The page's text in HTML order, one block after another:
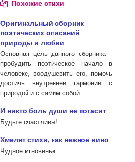
Похожие стихи
Оригинальный сборник
поэтических описаний
природы и любви
Основная цель данного сборника –
пробудить поэтическое начало в
человеке, воодушевить его, помочь
достичь внутренней гармонии с
природой и с самим собой.
И никто боль души не погасит
Будьте счастливы!
Хмелят стихи, как нежное вино
Чудное мгновенье